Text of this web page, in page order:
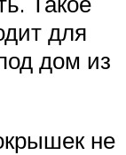
для
дом из
не